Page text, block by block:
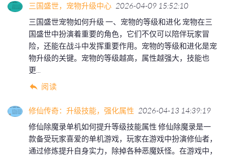
三国盛世，宠物升级中心 2026-04-09 15:52:10
三国盛世宠物如何升级 一、宠物的等级和进化 宠物在三
国盛世中扮演着重要的角色，它们不仅可以陪伴玩家冒
险，还能在战斗中发挥重要作用。宠物的等级和进化是宠
物升级的关键。宠物的等级越高，属性越强大，技能也
更...
阅读
修仙传奇：升级技能，强化属性 2026-04-13 14:39:19
修仙除魔录单机如何提升等级技能属性 修仙除魔录是一
款备受玩家喜爱的单机游戏，玩家在游戏中扮演修仙者，
通过修炼提升自身实力，除掉各种恶魔妖怪。在游戏中，